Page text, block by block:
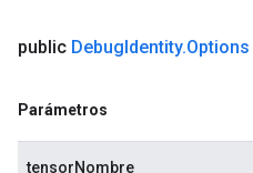
public DebugIdentity.Options
Parámetros
tensorNombre